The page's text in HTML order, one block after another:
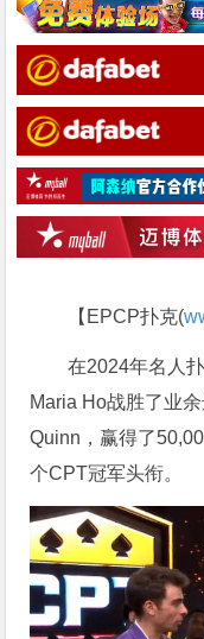
【EPCP扑克(
在2024年名人
Maria Ho战胜了业
Quinn，赢得了
个CPT冠军头衔。